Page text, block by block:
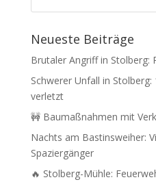
Neueste Beiträge
Brutaler Angriff in Stolberg:
Schwerer Unfall in Stolberg:
verletzt
🚧 Baumaßnahmen mit
Nachts am Bastinsweiher:
Spaziergänger
🔥 Stolberg-Mühle: